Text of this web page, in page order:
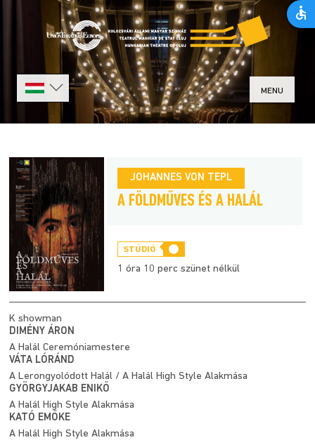
MENU
JOHANNES VON TEPL
A FÖLDMŰVES ÉS A HALÁL
STÚDIÓ
1 óra 10 perc szünet nélkül
K showman
DIMÉNY ÁRON
A Halál Ceremóniamestere
VÁTA LÓRÁND
A Lerongyolódott Halál / A Halál High Style Alakmása
GYÖRGYJAKAB ENIKŐ
A Halál High Style Alakmása
KATÓ EMŐKE
A Halál High Style Alakmása